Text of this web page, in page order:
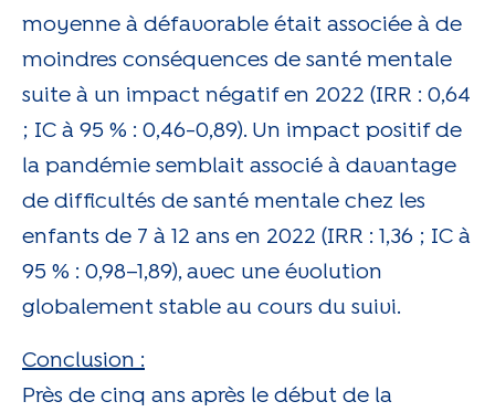
moyenne à défavorable était associée à de
moindres conséquences de santé mentale
suite à un impact négatif en 2022 (IRR : 0,64
; IC à 95 % : 0,46-0,89). Un impact positif de
la pandémie semblait associé à davantage
de difficultés de santé mentale chez les
enfants de 7 à 12 ans en 2022 (IRR : 1,36 ; IC à
95 % : 0,98–1,89), avec une évolution
globalement stable au cours du suivi.
Conclusion :
Près de cinq ans après le début de la